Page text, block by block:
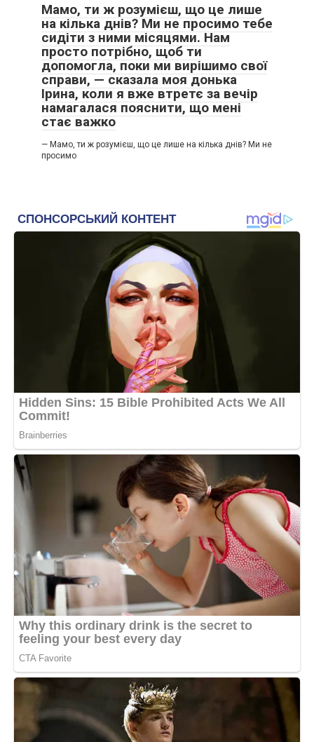
Мамо, ти ж розумієш, що це лише
на кілька днів? Ми не просимо тебе
сидіти з ними місяцями. Нам
просто потрібно, щоб ти
допомогла, поки ми вирішимо свої
справи, — сказала моя донька
Ірина, коли я вже втретє за вечір
намагалася пояснити, що мені
стає важко
— Мамо, ти ж розумієш, що це лише на кілька днів? Ми не
просимо